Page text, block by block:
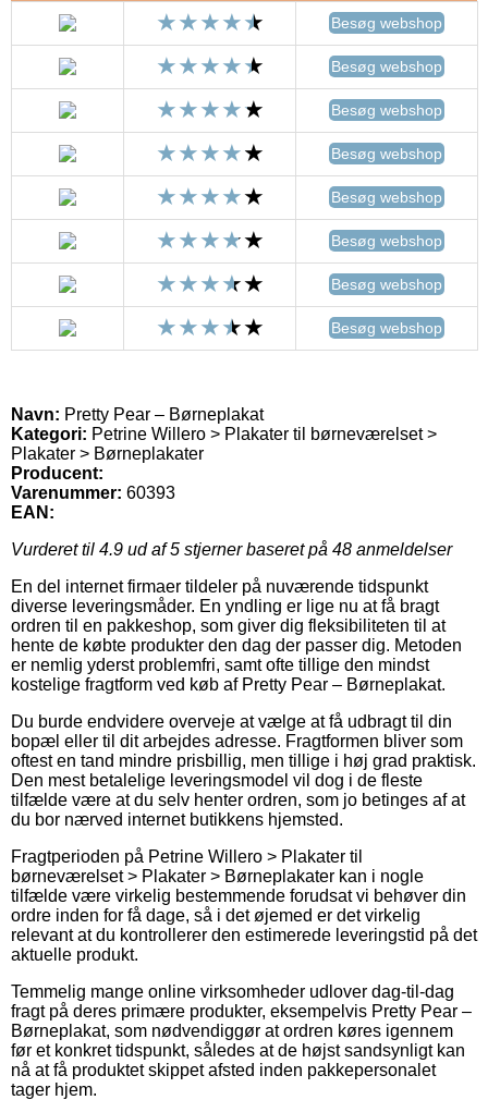
Besøg webshop
Besøg webshop
Besøg webshop
Besøg webshop
Besøg webshop
Besøg webshop
Besøg webshop
Besøg webshop
Navn: Pretty Pear – Børneplakat
Kategori: Petrine Willero > Plakater til børneværelset >
Plakater > Børneplakater
Producent:
Varenummer: 60393
EAN:
Vurderet til 4.9 ud af 5 stjerner baseret på 48 anmeldelser
En del internet firmaer tildeler på nuværende tidspunkt
diverse leveringsmåder. En yndling er lige nu at få bragt
ordren til en pakkeshop, som giver dig fleksibiliteten til at
hente de købte produkter den dag der passer dig. Metoden
er nemlig yderst problemfri, samt ofte tillige den mindst
kostelige fragtform ved køb af Pretty Pear – Børneplakat.
Du burde endvidere overveje at vælge at få udbragt til din
bopæl eller til dit arbejdes adresse. Fragtformen bliver som
oftest en tand mindre prisbillig, men tillige i høj grad praktisk.
Den mest betalelige leveringsmodel vil dog i de fleste
tilfælde være at du selv henter ordren, som jo betinges af at
du bor nærved internet butikkens hjemsted.
Fragtperioden på Petrine Willero > Plakater til
børneværelset > Plakater > Børneplakater kan i nogle
tilfælde være virkelig bestemmende forudsat vi behøver din
ordre inden for få dage, så i det øjemed er det virkelig
relevant at du kontrollerer den estimerede leveringstid på det
aktuelle produkt.
Temmelig mange online virksomheder udlover dag-til-dag
fragt på deres primære produkter, eksempelvis Pretty Pear –
Børneplakat, som nødvendiggør at ordren køres igennem
før et konkret tidspunkt, således at de højst sandsynligt kan
nå at få produktet skippet afsted inden pakkepersonalet
tager hjem.